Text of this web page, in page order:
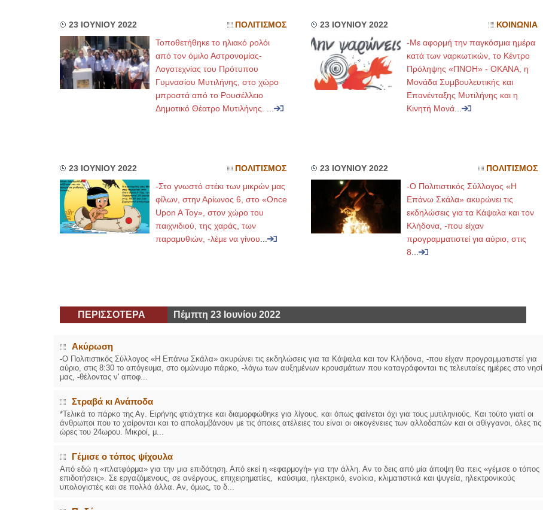
23 ΙΟΥΝΙΟΥ 2022 ΠΟΛΙΤΙΣΜΟΣ
Τοποθετήθηκε το ηλιακό ρολόι
από τον όμιλο Αστρονομίας-
Λογοτεχνίας του Πρότυπου
Γυμνασίου Μυτιλήνης, στο χώρο
μπροστά από το Ρουσέλλειο
Δημοτικό Θέατρο Μυτιλήνης.
23 ΙΟΥΝΙΟΥ 2022 ΚΟΙΝΩΝΙΑ
-Με αφορμή την παγκόσμια ημέρα
κατά των ναρκωτικών, το Κέντρο
Πρόληψης «ΠΝΟΗ» - ΟΚΑΝΑ, η
Μονάδα Συμβουλευτικής και
Επανένταξης Μυτιλήνης και η
Κινητή Μονά...
23 ΙΟΥΝΙΟΥ 2022 ΠΟΛΙΤΙΣΜΟΣ
-Στο γνωστό στέκι των μικρών μας
φίλων, στην Αρίωνος 6, στο «Once
Upon A Toy», στον χώρο του
παιχνιδιού, της χαράς, των
παραμυθιών, -λέμε να γίνου
23 ΙΟΥΝΙΟΥ 2022 ΠΟΛΙΤΙΣΜΟΣ
-Ο Πολιτιστικός Σύλλογος «Η
Επάνω Σκάλα» ακυρώνει τις
εκδηλώσεις για τα Κάψαλα και τον
Κλήδονα, -που είχαν
προγραμματιστεί για αύριο, στις
8
ΠΕΡΙΣΣΟΤΕΡΑ Πέμπτη 23 Ιουνίου 2022
Ακύρωση
-Ο Πολιτιστικός Σύλλογος «Η Επάνω Σκάλα» ακυρώνει τις εκδηλώσεις για τα Κάψαλα και τον Κλήδονα, -που είχαν προγραμματιστεί για
αύριο, στις 8:30 το απόγευμα, στο ομώνυμο πάρκο, -λόγω των αυξημένων κρουσμάτων που καταγράφονται τις τελευταίες ημέρες στο νησί
μας, -θέλοντας ν' αποφ...
Στραβά κι Ανάποδα
*Τελικά το πάρκο της Αγ. Ειρήνης φτιάχτηκε και διαμορφώθηκε για λίγους. και όπως φαίνεται όχι για τους μυτιληνιούς. Και τούτο γιατί οι
άνθρωποι που το χαίρονται και το απολαμβάνουν με τις όποιες ατέλειες του είναι οι οικογένειες των αλλοδαπών και οι αθίγγανοι, όλες τις
ώρες του 24ωρου. Μικροί, μ...
Γέμισε ο τόπος ψίχουλα
Από εδώ η «πλατφόρμα» για την μια επιδότηση. Από εκεί η «εφαρμογή» για την άλλη. Αν το δεις από μία άποψη θα πεις «γέμισε ο τόπος
επιδοτήσεις». Σε εργαζόμενους, σε ανέργους, επιχειρηματίες, καύσιμα, ηλεκτρικό, ενοίκια, κλιματιστικά και ψυγεία, ηλεκτρονικούς
υπολογιστές και σε πολλά άλλα. Αν, όμως, το δ...